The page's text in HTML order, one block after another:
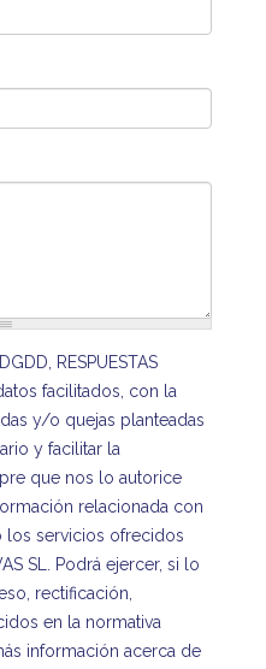
RESPUESTAS
facilitados, con la
y/o quejas planteadas
y facilitar la
que nos lo autorice
relacionada con
los servicios ofrecidos
SL. Podrá ejercer, si lo
rectificación,
en la normativa
información acerca de